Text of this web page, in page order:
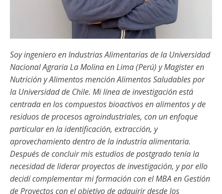
Soy ingeniero en Industrias Alimentarias de la Universidad
Nacional Agraria La Molina en Lima (Perú) y Magister en
Nutrición y Alimentos mención Alimentos Saludables por
la Universidad de Chile. Mi línea de investigación está
centrada en los compuestos bioactivos en alimentos y de
residuos de procesos agroindustriales, con un enfoque
particular en la identificación, extracción, y
aprovechamiento dentro de la industria alimentaria.
Después de concluir mis estudios de postgrado tenía la
necesidad de liderar proyectos de investigación, y por ello
decidí complementar mi formación con el MBA en Gestión
de Proyectos con el objetivo de adquirir desde los